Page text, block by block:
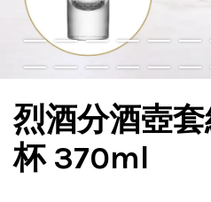
烈酒分酒壺
杯 370ml